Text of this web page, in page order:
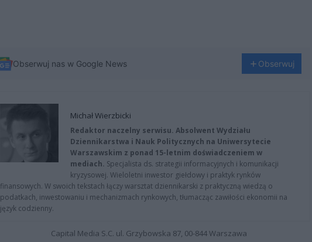
Obserwuj nas w Google News Obserwuj
Michał Wierzbicki
Redaktor naczelny serwisu. Absolwent Wydziału
Dziennikarstwa i Nauk Politycznych na Uniwersytecie
Warszawskim z ponad 15-letnim doświadczeniem w
mediach. Specjalista ds. strategii informacyjnych i komunikacji
kryzysowej. Wieloletni inwestor giełdowy i praktyk rynków
finansowych. W swoich tekstach łączy warsztat dziennikarski z praktyczną wiedzą o
podatkach, inwestowaniu i mechanizmach rynkowych, tłumacząc zawiłości ekonomii na
język codzienny.
Capital Media S.C. ul. Grzybowska 87, 00-844 Warszawa